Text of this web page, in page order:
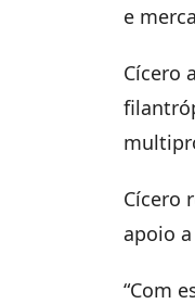
e
Cícero
Cícero
apoio
“Com